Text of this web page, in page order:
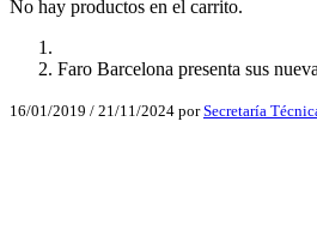
No hay productos en el carrito.
Faro Barcelona presenta sus
16/01/2019 / 21/11/2024 porSecretaría